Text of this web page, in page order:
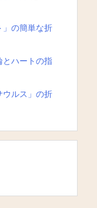
」の簡単な折
とハートの指
ウルス」の折